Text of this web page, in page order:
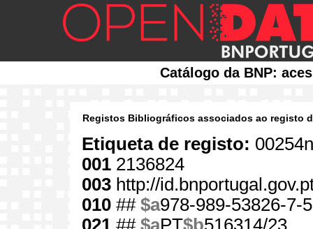
Catálogo da BNP:
Registos Bibliográficos associados ao registo
Etiqueta de registo:
001 2136824
003 http://
010 ## $a978-989-53826-7-5
021 ## $aPT$b516314/23